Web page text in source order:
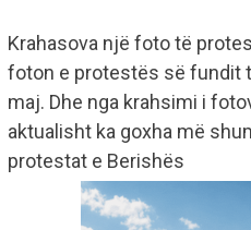
Krahasova një foto të
foton e protestës së fundit
maj. Dhe nga krahsimi i
aktualisht ka goxha më
protestat e Berishës